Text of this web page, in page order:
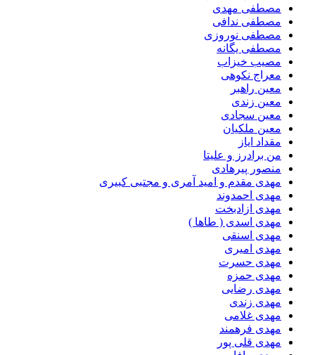
مصطفی مهدی
مصطفی ندافی
مصطفی نوروزی
مصطفی یگانه
مصیب خیزاب
معراج نکوهی
معین راهبر
معین زندی
معین سجادی
معین ملکیان
مقداد ایاز
من برادرز و علیتا
منصور پیرهادی
مهدى مقدم و امید آمرى و مجتبى کبیرى
مهدی احمدوند
مهدی ازادبخت
مهدی اسدی ( طاها )
مهدی اسنقی
مهدی امیری
مهدی حسرت
مهدی حمزه
مهدی رضایی
مهدی زندی
مهدی غلامی
مهدی فرهمند
مهدی قلی پور